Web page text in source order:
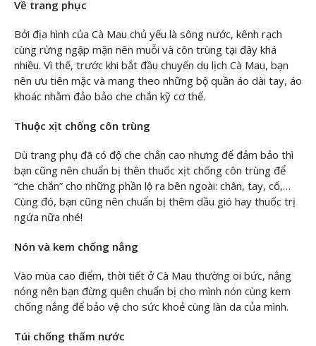
Về trang phục
Bởi địa hình của Cà Mau chủ yếu là sông nước, kênh rạch
cùng rừng ngập mặn nên muỗi và côn trùng tại đây khá
nhiều. Vì thế, trước khi bắt đầu chuyến du lịch Cà Mau, bạn
nên ưu tiên mặc và mang theo những bộ quần áo dài tay, áo
khoác nhằm đảo bảo che chắn kỹ cơ thể.
Thuộc xịt chống côn trùng
Dù trang phụ đã có độ che chắn cao nhưng để đảm bảo thì
bạn cũng nên chuẩn bị thên thuốc xịt chống côn trùng để
“che chắn” cho những phần lộ ra bên ngoài: chân, tay, cổ,…
Cùng đó, bạn cũng nên chuẩn bị thêm dầu gió hay thuốc trị
ngứa nữa nhé!
Nón và kem chống nắng
Vào mùa cao điểm, thời tiết ở Cà Mau thường oi bức, nắng
nóng nên bạn đừng quên chuẩn bị cho mình nón cùng kem
chống nắng để bảo vệ cho sức khoẻ cùng làn da của mình.
Túi chống thấm nước